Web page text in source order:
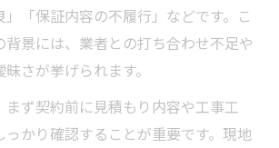
」「保証内容の不履行」などです。こ
背景には、業者との打ち合わせ不足や
さが挙げられます。
まず契約前に見積もり内容や工事工
かり確認することが重要です。現地